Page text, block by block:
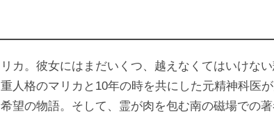
カ。彼女にはまだいくつ、越えなくてはいけな
人格のマリカと10年の時を共にした元精神科医
望の物語。そして、霊が肉を包む南の磁場での